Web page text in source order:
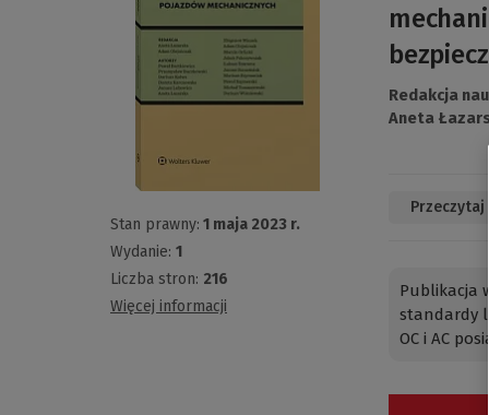
Stan prawny: 1 maja 2023 r.
Wydanie: 1
Liczba stron: 216
Więcej informacji
Redakcja
Aneta
Publikacja
standardy
OC i AC